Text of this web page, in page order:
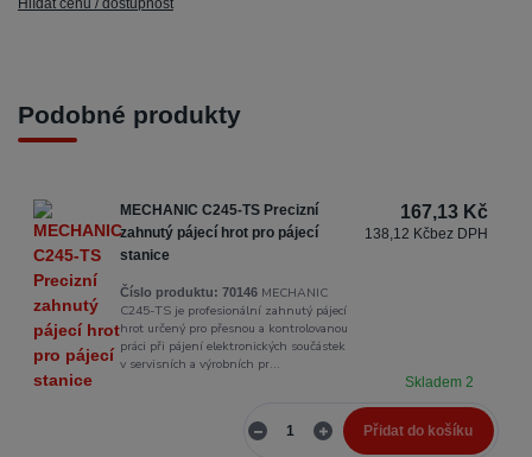
Hlídat cenu / dostupnost
Podobné produkty
MECHANIC C245-TS Precizní
zahnutý pájecí hrot pro pájecí
stanice
Číslo produktu: 70146MECHANIC
C245-TS je profesionální zahnutý pájecí
hrot určený pro přesnou a kontrolovanou
práci při pájení elektronických součástek
v servisních a výrobních pr...
167,13 Kč
138,12 Kčbez DPH
Skladem 2
Přidat do košíku